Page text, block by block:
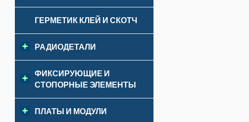
ГЕРМЕТИК КЛЕЙ И СКОТЧ
РАДИОДЕТАЛИ
ФИКСИРУЮЩИЕ И
СТОПОРНЫЕ ЭЛЕМЕНТЫ
ПЛАТЫ И МОДУЛИ